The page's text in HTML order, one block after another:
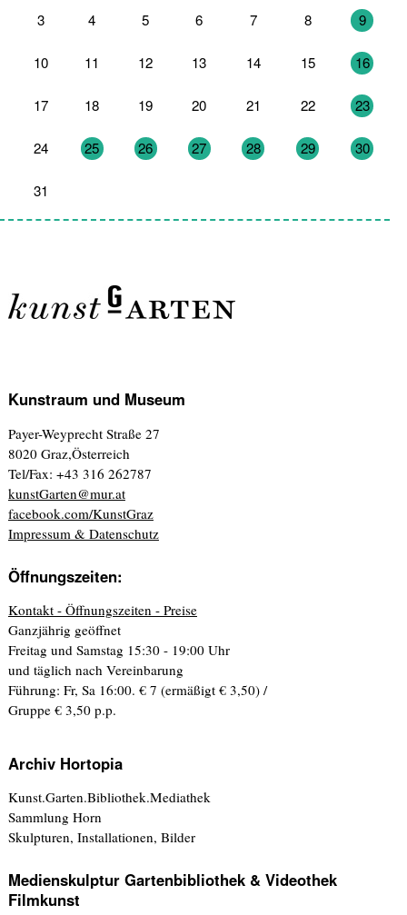
3 4 5 6 7 8 9
10 11 12 13 14 15 16
17 18 19 20 21 22 23
24 25 26 27 28 29 30
31
Kunstraum und Museum
Payer-Weyprecht Straße 27
8020 Graz,Österreich
Tel/Fax: +43 316 262787
kunstGarten@mur.at
facebook.com/KunstGraz
Impressum & Datenschutz
Öffnungszeiten:
Kontakt - Öffnungszeiten - Preise
Ganzjährig geöffnet
Freitag und Samstag 15:30 - 19:00 Uhr
und täglich nach Vereinbarung
Führung: Fr, Sa 16:00. € 7 (ermäßigt € 3,50) /
Gruppe € 3,50 p.p.
Archiv Hortopia
Kunst.Garten.Bibliothek.Mediathek
Sammlung Horn
Skulpturen, Installationen, Bilder
Medienskulptur Gartenbibliothek & Videothek
Filmkunst